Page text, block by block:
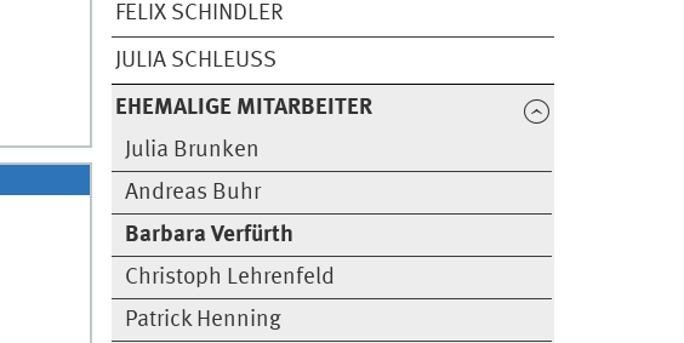
FELIX SCHINDLER
JULIA SCHLEUSS
EHEMALIGE MITARBEITER
Julia Brunken
Andreas Buhr
Barbara Verfürth
Christoph Lehrenfeld
Patrick Henning